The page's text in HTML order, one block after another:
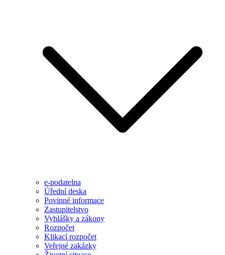
e-podatelna
Úřední deska
Povinné informace
Zastupitelstvo
Vyhlášky a zákony
Rozpočet
Klikací rozpočet
Veřejné zakázky